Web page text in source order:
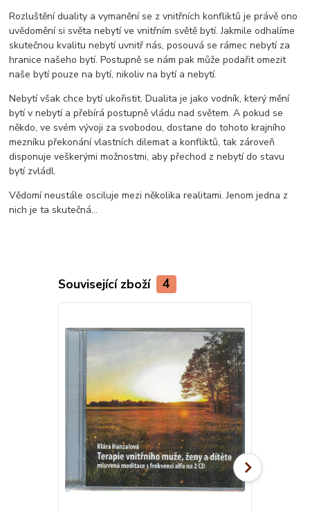
Rozluštění duality a vymanění se z vnitřních konfliktů je právě ono
uvědomění si světa nebytí ve vnitřním světě bytí. Jakmile odhalíme
skutečnou kvalitu nebytí uvnitř nás, posouvá se rámec nebytí za
hranice našeho bytí. Postupně se nám pak může podařit omezit
naše bytí pouze na bytí, nikoliv na bytí a nebytí.
Nebytí však chce bytí ukořistit. Dualita je jako vodník, který mění
bytí v nebytí a přebírá postupně vládu nad světem. A pokud se
někdo, ve svém vývoji za svobodou, dostane do tohoto krajního
mezníku překonání vlastních dilemat a konfliktů, tak zároveň
disponuje veškerými možnostmi, aby přechod z nebytí do stavu
bytí zvládl.
Vědomí neustále osciluje mezi několika realitami. Jenom jedna z
nich je ta skutečná...
Související zboží 4